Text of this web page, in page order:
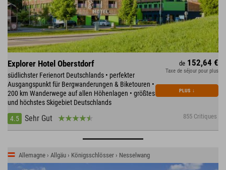
Explorer Hotel Oberstdorf
südlichster Ferienort Deutschlands • perfekter
Ausgangspunkt für Bergwanderungen & Biketouren •
200 km Wanderwege auf allen Höhenlagen • größtes
und höchstes Skigebiet Deutschlands
4.5
Sehr Gut 855 Critiques
de 152,64 €
Taxe de séjour pour plus
PLUS ↓
Allemagne › Allgäu › Königsschlösser › Nesselwang